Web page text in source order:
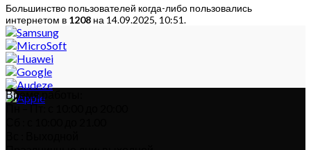
Большинство пользователей когда-либо пользовались
интернетом в 1208 на 14.09.2025, 10:51.
Время работы:
Пн – Пт: с 10:00 до 20:00